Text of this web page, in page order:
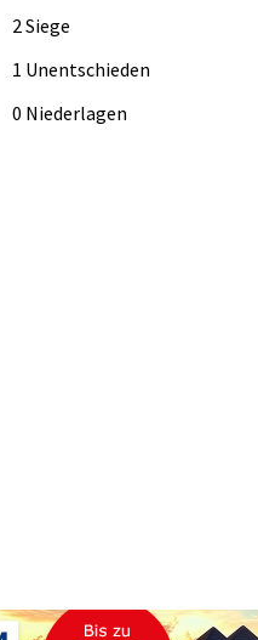
2 Siege
1 Unentschieden
0 Niederlagen